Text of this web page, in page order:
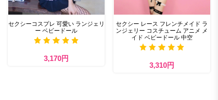
セクシーコスプレ 可愛い ランジェリ
ー ベビードール
3,170円
セクシー レース フレンチメイド ラ
ンジェリー コスチューム アニメ メ
イド ベビードール 中空
3,310円